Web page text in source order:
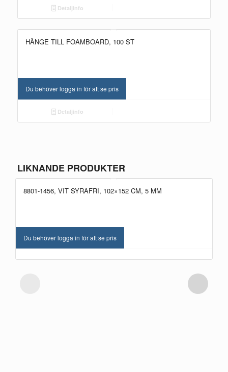
Detaljinfo
HÄNGE TILL FOAMBOARD, 100 ST
Du behöver logga in för att se pris
Detaljinfo
LIKNANDE PRODUKTER
8801-1456, VIT SYRAFRI, 102×152 CM, 5 MM
Du behöver logga in för att se pris